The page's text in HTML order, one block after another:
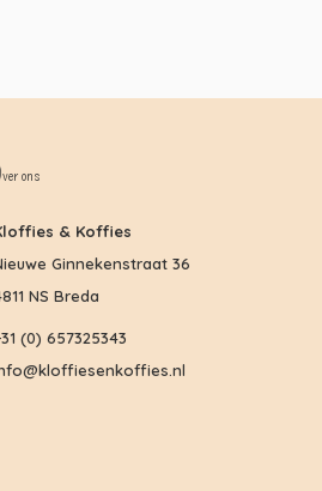
ons
& Koffies
Ginnekenstraat 36
NS Breda
(0) 657325343